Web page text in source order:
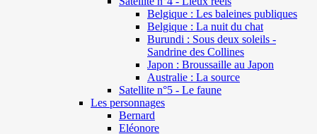
Belgique : Les baleines publiques
Belgique : La nuit du chat
Burundi : Sous deux soleils -
Sandrine des Collines
Japon : Broussaille au Japon
Australie : La source
Satellite n°5 - Le faune
Les personnages
Bernard
Eléonore